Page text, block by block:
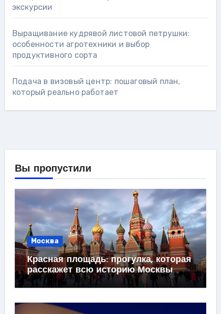
экскурсии
Выращивание кудрявой листовой петрушки:
особенности агротехники и выбор
продуктивного сорта
Подача в визовый центр: пошаговый план,
который реально работает
Вы пропустили
Москва
Красная площадь: прогулка, которая
расскажет всю историю Москвы